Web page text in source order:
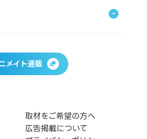
メイト通販
取材をご希望の方へ
広告掲載について